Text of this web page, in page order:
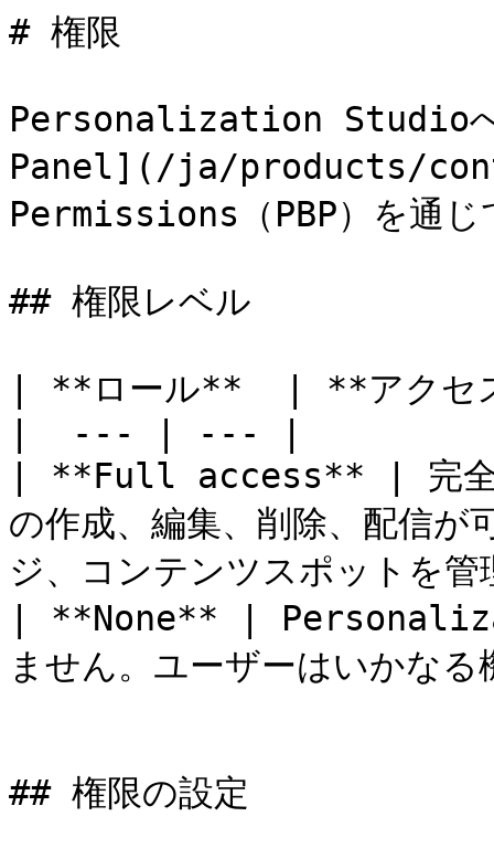
# 権限
Personalization Studio
Panel](/ja/products/
Permissions（PBP）を通じ
## 権限レベル
| **ロール**  | **アク
|  --- | --- |
| **Full access** | 完全な
の作成、編集、削除、配信が
ジ、コンテンツスポットを
| **None** |
ません。ユーザーはいかな
## 権限の設定